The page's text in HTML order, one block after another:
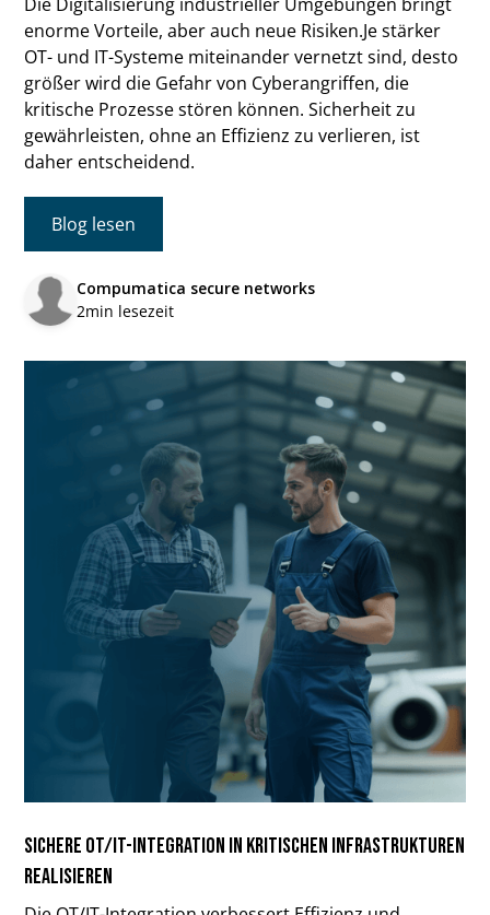
Die Digitalisierung industrieller Umgebungen bringt
enorme Vorteile, aber auch neue Risiken.Je stärker
OT- und IT-Systeme miteinander vernetzt sind, desto
größer wird die Gefahr von Cyberangriffen, die
kritische Prozesse stören können. Sicherheit zu
gewährleisten, ohne an Effizienz zu verlieren, ist
daher entscheidend.
Blog lesen
Compumatica secure networks
2min lesezeit
Sichere OT/IT-Integration in kritischen Infrastrukturen
realisieren